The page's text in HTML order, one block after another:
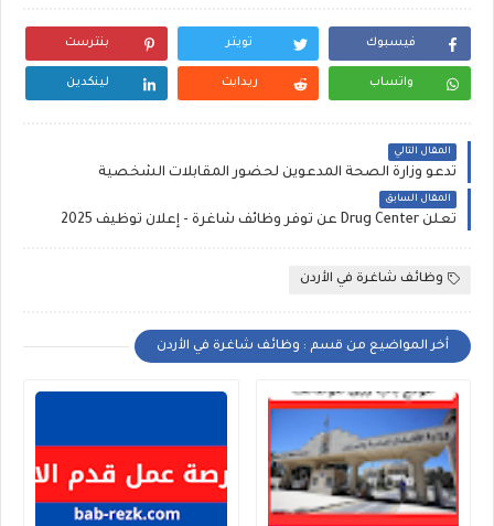
فيسبوك تويتر بنترست
واتساب ريدايت لينكدين
المقال التالي
تدعو وزارة الصحة المدعوين لحضور المقابلات الشخصية
المقال السابق
تعلن Drug Center عن توفر وظائف شاغرة - إعلان توظيف 2025
وظائف شاغرة في الأردن
أخر المواضيع من قسم : وظائف شاغرة في الأردن